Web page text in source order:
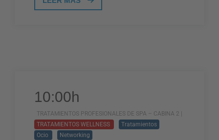
10:00h
TRATAMIENTOS PROFESIONALES DE SPA – CABINA 2 |
TRATAMIENTOS WELLNESS
Tratamientos
Ocio
Networking